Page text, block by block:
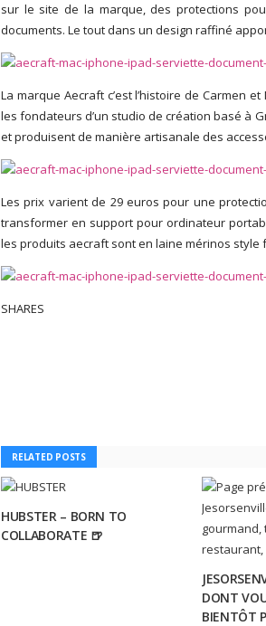
sur le site de la marque, des protections
documents. Le tout dans un design raffiné
La marque Aecraft c’est l’histoire deCarmen et
les fondateurs d’un studio de création basé à
et produisent de manière artisanale des
Les prix varient de 29 euros pour une
transformer en support pour ordinateur
les produits aecraft sont en laine mérinos style
SHARES
RELATED POSTS
HUBSTER – BORN TO
COLLABORATE 🍺
DONT
BIENTÔT